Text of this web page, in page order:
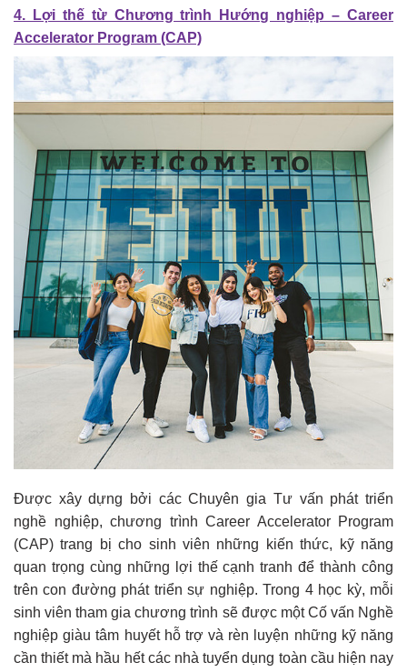
4. Lợi thế từ Chương trình Hướng nghiệp – Career
Accelerator Program (CAP)
Được xây dựng bởi các Chuyên gia Tư vấn phát triển
nghề nghiệp, chương trình Career Accelerator Program
(CAP) trang bị cho sinh viên những kiến thức, kỹ năng
quan trọng cùng những lợi thế cạnh tranh để thành công
trên con đường phát triển sự nghiệp. Trong 4 học kỳ, mỗi
sinh viên tham gia chương trình sẽ được một Cố vấn Nghề
nghiệp giàu tâm huyết hỗ trợ và rèn luyện những kỹ năng
cần thiết mà hầu hết các nhà tuyển dụng toàn cầu hiện nay